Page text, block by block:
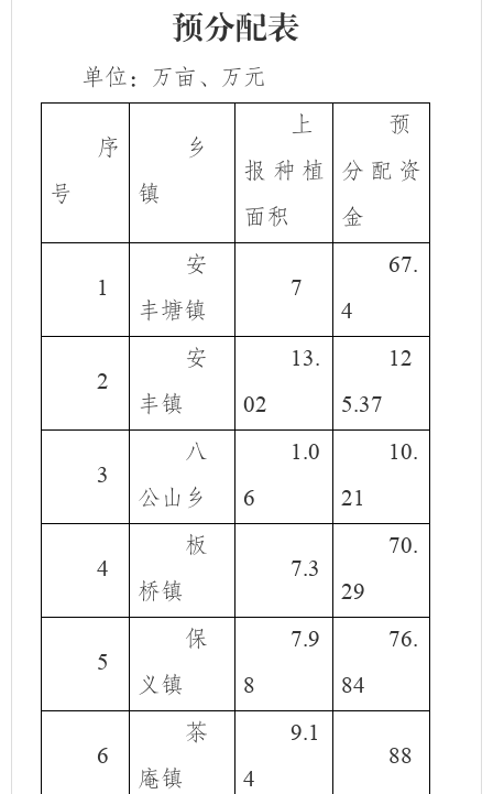
预分配表
单位：万亩、万元
序
号
乡
镇
上
报种植
面积
预
分配资
金
1
安
丰塘镇
7
67.
4
2
安
丰镇
13.
02
12
5.37
3
八
公山乡
1.0
6
10.
21
4
板
桥镇
7.3
70.
29
5
保
义镇
7.9
8
76.
84
6
茶
庵镇
9.1
4
88